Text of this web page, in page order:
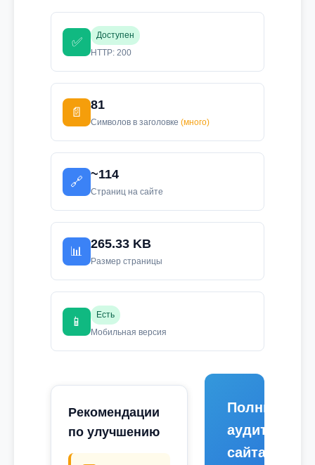
✅
Доступен
HTTP: 200
📄
81
Символов в заголовке (много)
🔗
~114
Страниц на сайте
📊
265.33 KB
Размер страницы
📱
Есть
Мобильная версия
Рекомендации
по улучшению
Полный
аудит
сайта